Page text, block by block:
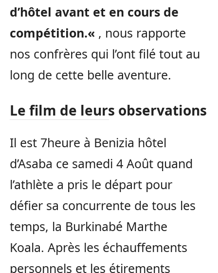
d’hôtel avant et en cours de
compétition.« , nous rapporte
nos confrères qui l’ont filé tout au
long de cette belle aventure.
Le film de leurs observations
Il est 7heure à Benizia hôtel
d’Asaba ce samedi 4 Août quand
l’athlète a pris le départ pour
défier sa concurrente de tous les
temps, la Burkinabé Marthe
Koala. Après les échauffements
personnels et les étirements